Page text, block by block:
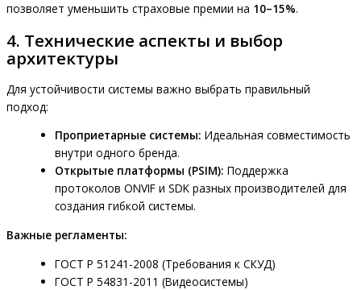
позволяет уменьшить страховые премии на 10–15%.
4. Технические аспекты и выбор
архитектуры
Для устойчивости системы важно выбрать правильный
подход:
Проприетарные системы: Идеальная совместимость
внутри одного бренда.
Открытые платформы (PSIM): Поддержка
протоколов ONVIF и SDK разных производителей для
создания гибкой системы.
Важные регламенты:
ГОСТ Р 51241-2008 (Требования к СКУД)
ГОСТ Р 54831-2011 (Видеосистемы)